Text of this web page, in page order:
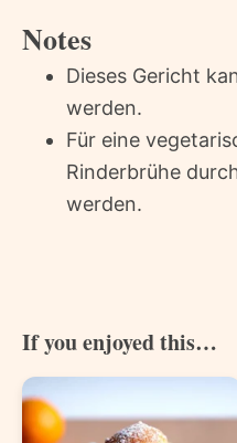
Notes
Dieses Gericht
werden.
Für eine
Rinderbrühe
werden.
If you enjoyed this…